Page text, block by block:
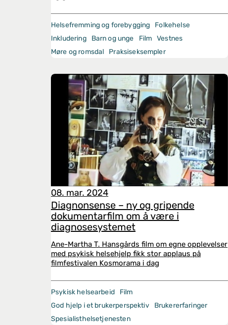
Helsefremming og forebygging
Folkehelse
Inkludering
Barn og unge Film Vestnes
Møre og romsdal
Praksiseksempler
08. mar. 2024
Diagnonsense – ny og gripende
dokumentarfilm om å være i
diagnosesystemet
Ane-Martha T. Hansgårds film om egne opplevelser
med psykisk helsehjelp fikk stor applaus på
filmfestivalen Kosmorama i dag
Psykisk helsearbeid
Film
God hjelp i et brukerperspektiv
Brukererfaringer
Spesialisthelsetjenesten